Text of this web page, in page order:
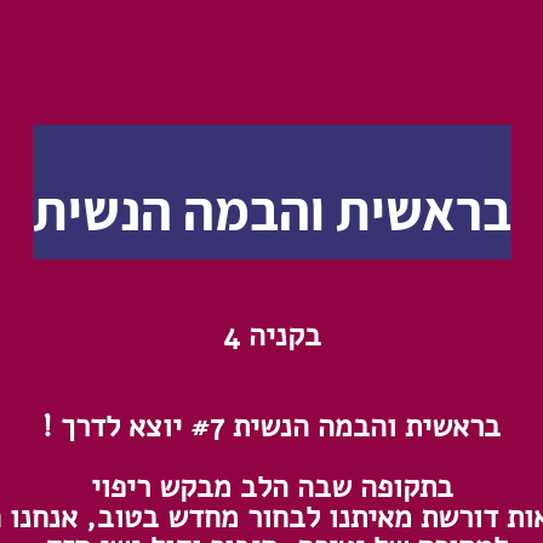
בראשית והבמה הנשית
בקניה 4
בראשית והבמה הנשית #7 יוצא לדרך !
בתקופה שבה הלב מבקש ריפוי
דורשת מאיתנו לבחור מחדש בטוב, אנחנו